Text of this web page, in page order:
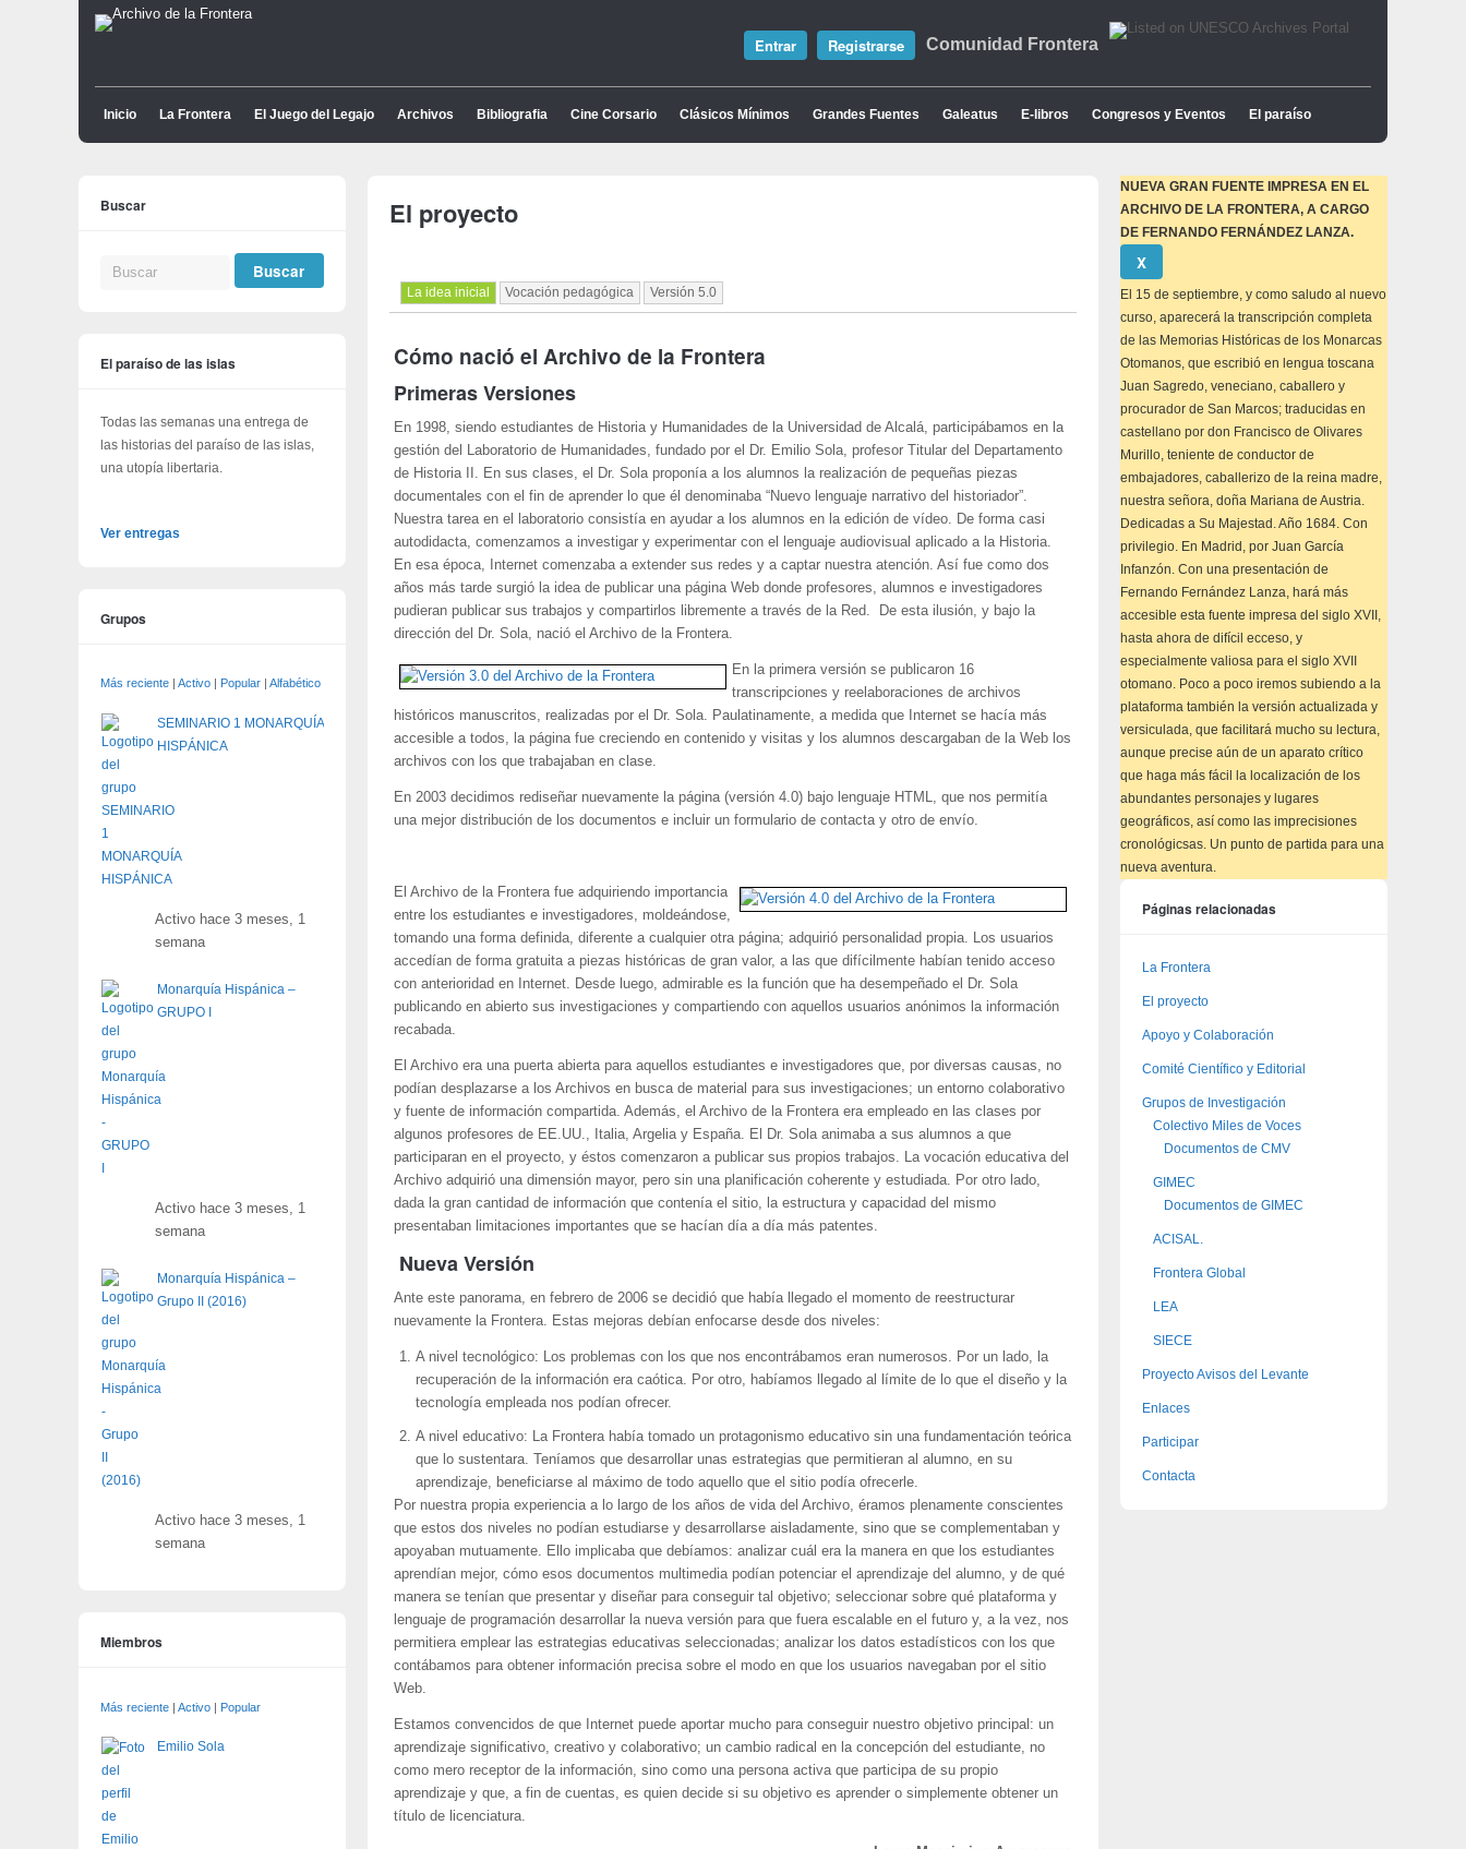
Comunidad Frontera
Entrar Registrarse
Inicio La Frontera El Juego del Legajo Archivos Bibliografia Cine Corsario Clásicos Mínimos Grandes Fuentes Galeatus E-libros Congresos y Eventos El paraíso
El proyecto
La idea inicial Vocación pedagógica Versión 5.0
Cómo nació el Archivo de la Frontera
Primeras Versiones
En 1998, siendo estudiantes de Historia y Humanidades de la Universidad de Alcalá, participábamos en la
gestión del Laboratorio de Humanidades, fundado por el Dr. Emilio Sola, profesor Titular del Departamento
de Historia II. En sus clases, el Dr. Sola proponía a los alumnos la realización de pequeñas piezas
documentales con el fin de aprender lo que él denominaba “Nuevo lenguaje narrativo del historiador”.
Nuestra tarea en el laboratorio consistía en ayudar a los alumnos en la edición de vídeo. De forma casi
autodidacta, comenzamos a investigar y experimentar con el lenguaje audiovisual aplicado a la Historia.
En esa época, Internet comenzaba a extender sus redes y a captar nuestra atención. Así fue como dos
años más tarde surgió la idea de publicar una página Web donde profesores, alumnos e investigadores
pudieran publicar sus trabajos y compartirlos libremente a través de la Red. De esta ilusión, y bajo la
dirección del Dr. Sola, nació el Archivo de la Frontera.
En la primera versión se publicaron 16
transcripciones y reelaboraciones de archivos
históricos manuscritos, realizadas por el Dr. Sola. Paulatinamente, a medida que Internet se hacía más
accesible a todos, la página fue creciendo en contenido y visitas y los alumnos descargaban de la Web los
archivos con los que trabajaban en clase.
En 2003 decidimos rediseñar nuevamente la página (versión 4.0) bajo lenguaje HTML, que nos permitía
una mejor distribución de los documentos e incluir un formulario de contacta y otro de envío.
El Archivo de la Frontera fue adquiriendo importancia
entre los estudiantes e investigadores, moldeándose,
tomando una forma definida, diferente a cualquier otra página; adquirió personalidad propia. Los usuarios
accedían de forma gratuita a piezas históricas de gran valor, a las que difícilmente habían tenido acceso
con anterioridad en Internet. Desde luego, admirable es la función que ha desempeñado el Dr. Sola
publicando en abierto sus investigaciones y compartiendo con aquellos usuarios anónimos la información
recabada.
El Archivo era una puerta abierta para aquellos estudiantes e investigadores que, por diversas causas, no
podían desplazarse a los Archivos en busca de material para sus investigaciones; un entorno colaborativo
y fuente de información compartida. Además, el Archivo de la Frontera era empleado en las clases por
algunos profesores de EE.UU., Italia, Argelia y España. El Dr. Sola animaba a sus alumnos a que
participaran en el proyecto, y éstos comenzaron a publicar sus propios trabajos. La vocación educativa del
Archivo adquirió una dimensión mayor, pero sin una planificación coherente y estudiada. Por otro lado,
dada la gran cantidad de información que contenía el sitio, la estructura y capacidad del mismo
presentaban limitaciones importantes que se hacían día a día más patentes.
Nueva Versión
Ante este panorama, en febrero de 2006 se decidió que había llegado el momento de reestructurar
nuevamente la Frontera. Estas mejoras debían enfocarse desde dos niveles:
A nivel tecnológico: Los problemas con los que nos encontrábamos eran numerosos. Por un lado, la
recuperación de la información era caótica. Por otro, habíamos llegado al límite de lo que el diseño y la
tecnología empleada nos podían ofrecer.
A nivel educativo: La Frontera había tomado un protagonismo educativo sin una fundamentación teórica
que lo sustentara. Teníamos que desarrollar unas estrategias que permitieran al alumno, en su
aprendizaje, beneficiarse al máximo de todo aquello que el sitio podía ofrecerle.
Por nuestra propia experiencia a lo largo de los años de vida del Archivo, éramos plenamente conscientes
que estos dos niveles no podían estudiarse y desarrollarse aisladamente, sino que se complementaban y
apoyaban mutuamente. Ello implicaba que debíamos: analizar cuál era la manera en que los estudiantes
aprendían mejor, cómo esos documentos multimedia podían potenciar el aprendizaje del alumno, y de qué
manera se tenían que presentar y diseñar para conseguir tal objetivo; seleccionar sobre qué plataforma y
lenguaje de programación desarrollar la nueva versión para que fuera escalable en el futuro y, a la vez, nos
permitiera emplear las estrategias educativas seleccionadas; analizar los datos estadísticos con los que
contábamos para obtener información precisa sobre el modo en que los usuarios navegaban por el sitio
Web.
Estamos convencidos de que Internet puede aportar mucho para conseguir nuestro objetivo principal: un
aprendizaje significativo, creativo y colaborativo; un cambio radical en la concepción del estudiante, no
como mero receptor de la información, sino como una persona activa que participa de su propio
aprendizaje y que, a fin de cuentas, es quien decide si su objetivo es aprender o simplemente obtener un
título de licenciatura.
Buscar
El paraíso de las islas
Todas las semanas una entrega de
las historias del paraíso de las islas,
una utopía libertaria.
Ver entregas
Grupos
Más reciente Activo Popular Alfabético
SEMINARIO 1 MONARQUÍA
HISPÁNICA
Activo hace 3 meses, 1
semana
Monarquía Hispánica –
GRUPO I
Activo hace 3 meses, 1
semana
Monarquía Hispánica –
Grupo II (2016)
Activo hace 3 meses, 1
semana
Miembros
Más reciente | Activo | Popular
Emilio Sola
NUEVA GRAN FUENTE IMPRESA EN EL
ARCHIVO DE LA FRONTERA, A CARGO
DE FERNANDO FERNÁNDEZ LANZA.
Descartar
este
aviso
Χ
El 15 de septiembre, y como saludo al nuevo
curso, aparecerá la transcripción completa
de las Memorias Históricas de los Monarcas
Otomanos, que escribió en lengua toscana
Juan Sagredo, veneciano, caballero y
procurador de San Marcos; traducidas en
castellano por don Francisco de Olivares
Murillo, teniente de conductor de
embajadores, caballerizo de la reina madre,
nuestra señora, doña Mariana de Austria.
Dedicadas a Su Majestad. Año 1684. Con
privilegio. En Madrid, por Juan García
Infanzón. Con una presentación de
Fernando Fernández Lanza, hará más
accesible esta fuente impresa del siglo XVII,
hasta ahora de difícil ecceso, y
especialmente valiosa para el siglo XVII
otomano. Poco a poco iremos subiendo a la
plataforma también la versión actualizada y
versiculada, que facilitará mucho su lectura,
aunque precise aún de un aparato crítico
que haga más fácil la localización de los
abundantes personajes y lugares
geográficos, así como las imprecisiones
cronológicsas. Un punto de partida para una
nueva aventura.
Páginas relacionadas
La Frontera
El proyecto
Apoyo y Colaboración
Comité Científico y Editorial
Grupos de Investigación
Colectivo Miles de Voces
Documentos de CMV
GIMEC
Documentos de GIMEC
ACISAL.
Frontera Global
LEA
SIECE
Proyecto Avisos del Levante
Enlaces
Participar
Contacta